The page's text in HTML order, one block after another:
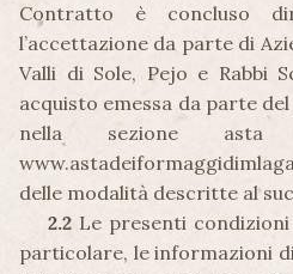
Contratto è concluso
l’accettazione da parte di
Valli di Sole, Pejo e Rabbi
acquisto emessa da parte
nella sezione
delle modalità descritte al
2.2 Le presenti
particolare, le informazioni